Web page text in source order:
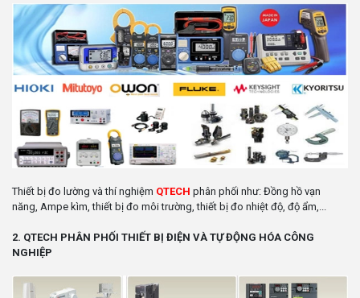
Thiết bị đo lường và thí nghiệm QTECH phân phối như: Đồng hồ vạn
năng, Ampe kìm, thiết bị đo môi trường, thiết bị đo nhiệt độ, độ ẩm,...
2. QTECH PHÂN PHỐI THIẾT BỊ ĐIỆN VÀ TỰ ĐỘNG HÓA CÔNG
NGHIỆP